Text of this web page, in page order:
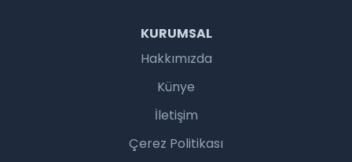
KURUMSAL
Hakkımızda
Künye
İletişim
Çerez Politikası